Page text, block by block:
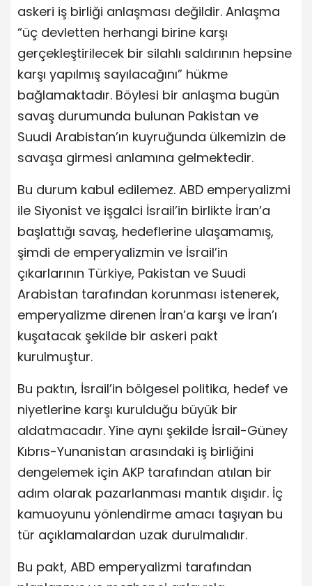
askeri iş birliği anlaşması değildir. Anlaşma
“üç devletten herhangi birine karşı
gerçekleştirilecek bir silahlı saldırının hepsine
karşı yapılmış sayılacağını” hükme
bağlamaktadır. Böylesi bir anlaşma bugün
savaş durumunda bulunan Pakistan ve
Suudi Arabistan’ın kuyruğunda ülkemizin de
savaşa girmesi anlamına gelmektedir.
Bu durum kabul edilemez. ABD emperyalizmi
ile Siyonist ve işgalci İsrail’in birlikte İran’a
başlattığı savaş, hedeflerine ulaşamamış,
şimdi de emperyalizmin ve İsrail’in
çıkarlarının Türkiye, Pakistan ve Suudi
Arabistan tarafından korunması istenerek,
emperyalizme direnen İran’a karşı ve İran’ı
kuşatacak şekilde bir askeri pakt
kurulmuştur.
Bu paktın, İsrail’in bölgesel politika, hedef ve
niyetlerine karşı kurulduğu büyük bir
aldatmacadır. Yine aynı şekilde İsrail-Güney
Kıbrıs-Yunanistan arasındaki iş birliğini
dengelemek için AKP tarafından atılan bir
adım olarak pazarlanması mantık dışıdır. İç
kamuoyunu yönlendirme amacı taşıyan bu
tür açıklamalardan uzak durulmalıdır.
Bu pakt, ABD emperyalizmi tarafından